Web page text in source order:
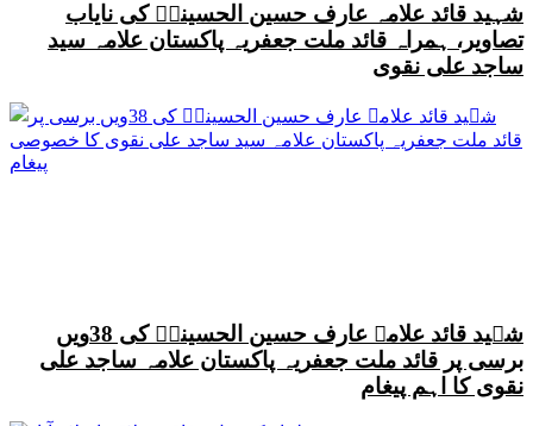
شہید قائد علامہ عارف حسین الحسینیؒ کی نایاب
تصاویر، ہمراہ قائد ملت جعفریہ پاکستان علامہ سید
ساجد علی نقوی
شہید قائد علامہ عارف حسین الحسینیؒ کی 38ویں
برسی پر قائد ملت جعفریہ پاکستان علامہ ساجد علی
نقوی کا اہم پیغام